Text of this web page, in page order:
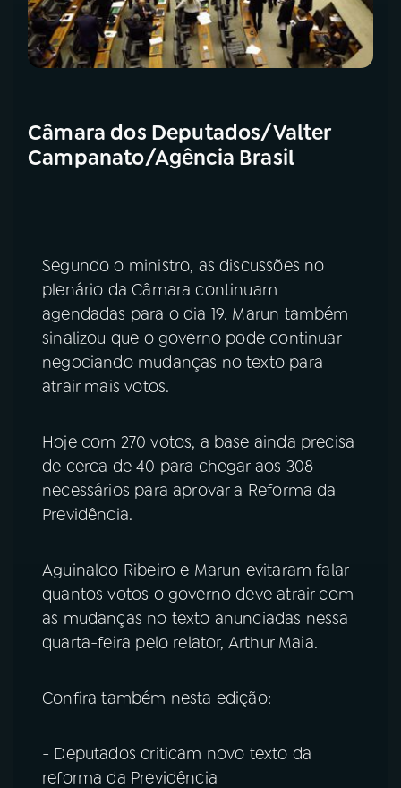
Câmara dos Deputados/Valter
Campanato/Agência Brasil
Segundo o ministro, as discussões no
plenário da Câmara continuam
agendadas para o dia 19. Marun também
sinalizou que o governo pode continuar
negociando mudanças no texto para
atrair mais votos.
Hoje com 270 votos, a base ainda precisa
de cerca de 40 para chegar aos 308
necessários para aprovar a Reforma da
Previdência.
Aguinaldo Ribeiro e Marun evitaram falar
quantos votos o governo deve atrair com
as mudanças no texto anunciadas nessa
quarta-feira pelo relator, Arthur Maia.
Confira também nesta edição:
- Deputados criticam novo texto da
reforma da Previdência